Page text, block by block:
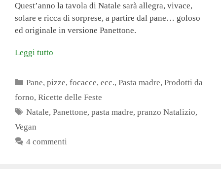
bo
ok
er
es
ts
A
tte
r
ail di
vi
Quest’anno la tavola di Natale sarà allegra, vivace,
solare e ricca di sorprese, a partire dal pane… goloso
ed originale in versione Panettone.
Leggi tutto
Categorie
Pane, pizze, focacce, ecc.,Pasta madre,Prodotti da
forno, Ricette delle Feste
Tag
Natale,Panettone,pasta madre,pranzo Natalizio,
Vegan
4 commenti